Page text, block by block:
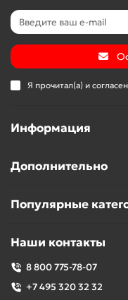
Я прочитал(а) и
Информация
Дополнительно
Популярные
Наши контакты
8 800 775-78-07
+7 495 320 32 32